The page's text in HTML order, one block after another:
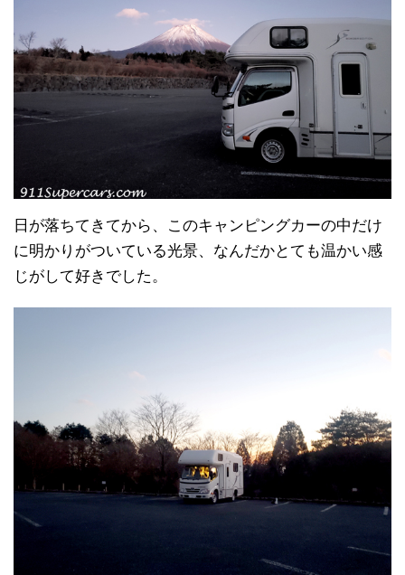
日が落ちてきてから、このキャンピングカーの中だけ
に明かりがついている光景、なんだかとても温かい感
じがして好きでした。